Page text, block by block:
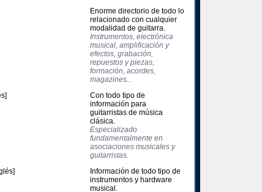
Enorme directorio de todo lo
relacionado con cualquier
modalidad de guitarra.
Instrumentos, electrónica
musical, amplificación y
efectos, grabación,
repuestos y piezas,
formación, acordes,
magazines...
]
Con todo tipo de
información para
guitarristas de música
clásica.
Especializado
fundamentalmente en
asociaciones musicales y
guitarristas.
]
Información de todo tipo de
instrumentos y hardware
musical.